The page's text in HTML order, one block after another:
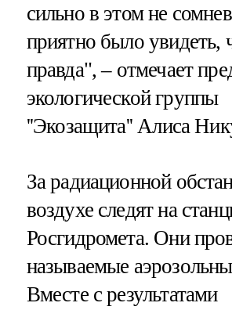
сильно в этом не
приятно было увидеть,
правда", – отмечает
экологической группы
''Экозащита'' Алиса
За радиационной
воздухе следят на
Росгидромета. Они
называемые
Вместе с результатами